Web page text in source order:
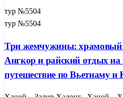
тур №5504
тур №5504
Три жемчужины: храмовый
Ангкор и райский отдых
путешествие по Вьетнаму и